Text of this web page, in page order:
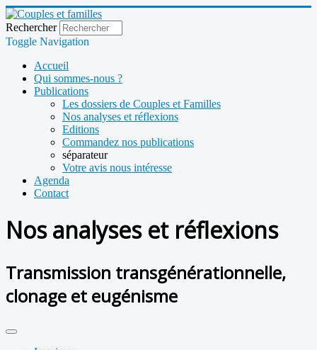
Rechercher
Toggle Navigation
Accueil
Qui sommes-nous ?
Publications
Les dossiers de Couples et Familles
Nos analyses et réflexions
Editions
Commandez nos publications
séparateur
Votre avis nous intéresse
Agenda
Contact
Nos analyses et réflexions
Transmission transgénérationnelle,
clonage et eugénisme